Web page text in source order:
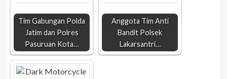
Tim Gabungan Polda
Jatim dan Polres
Pasuruan Kota…
Anggota Tim Anti
Bandit Polsek
Lakarsantri…